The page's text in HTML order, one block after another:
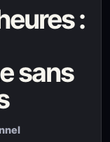
:
sans